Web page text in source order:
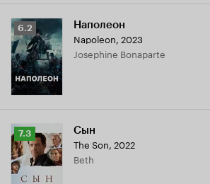
Рейтинг
Кинопоиска
6.2
6.2 Наполеон
Napoleon, 2023
Josephine Bonaparte
Рейтинг
Кинопоиска
7.3
7.3 Сын
The Son, 2022
Beth